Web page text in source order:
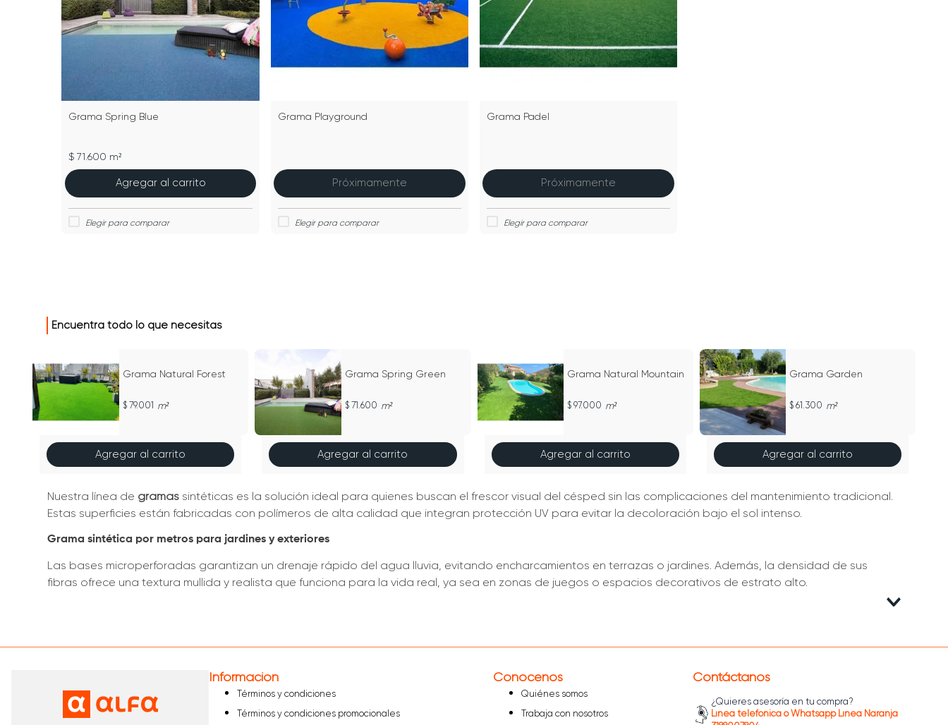
Grama Spring Blue
$ 71.600 m²
Agregar al carrito
Grama Playground
Próximamente
Grama Padel
Próximamente
Encuentra todo lo que necesitas
Grama Natural Forest
79.001 m²
Agregar al carrito
Grama Spring Green
71.600 m²
Agregar al carrito
Grama Natural Mountain
97.000 m²
Agregar al carrito
Grama Garden
61.300 m²
Agregar al carrito
Nuestra línea de gramas sintéticas es la solución ideal para quienes buscan el frescor visual del césped sin las complicaciones del mantenimiento tradicional.
Estas superficies están fabricadas con polímeros de alta calidad que integran protección UV para evitar la decoloración bajo el sol intenso.
Grama sintética por metros para jardines y exteriores
Las bases microperforadas garantizan un drenaje rápido del agua lluvia, evitando encharcamientos en terrazas o jardines. Además, la densidad de sus
fibras ofrece una textura mullida y realista que funciona para la vida real, ya sea en zonas de juegos o espacios decorativos de estrato alto.
principales!
Información
Términos y condiciones
Términos y condiciones promocionales
Conócenos
Quiénes somos
Trabaja con nosotros
Contáctanos
¿Quieres asesoría en tu compra?
Línea telefónica o Whatsapp Línea Naranja